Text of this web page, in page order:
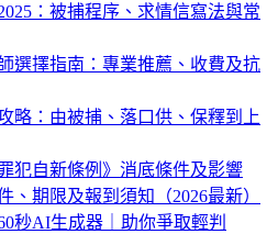
：被捕程序、求情信寫法與常
選擇指南：專業推薦、收費及抗
略：由被捕、落口供、保釋到上
犯自新條例》消底條件及影響
、期限及報到須知（2026最新）
秒AI生成器｜助你爭取輕判